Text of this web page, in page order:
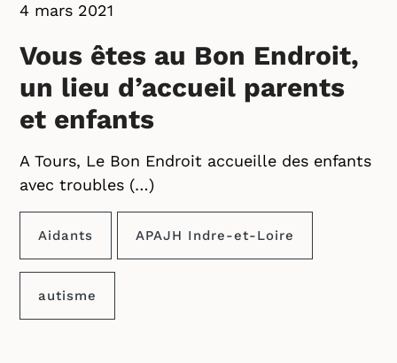
4 mars 2021
Vous êtes au Bon Endroit,
un lieu d’accueil parents
et enfants
A Tours, Le Bon Endroit accueille des enfants
avec troubles (…)
Aidants APAJH Indre-et-Loire
autisme